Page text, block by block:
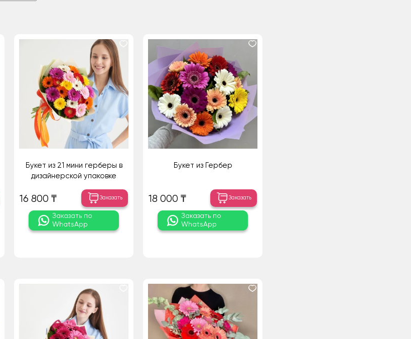
Букет из 21 мини герберы в
дизайнерской упаковке
16 800 ₸ Заказать
Заказать по
WhatsApp
Букет из Гербер
18 000 ₸ Заказать
Заказать по
WhatsApp